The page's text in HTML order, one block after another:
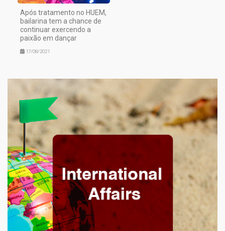
Após tratamento no HUEM,
bailarina tem a chance de
continuar exercendo a
paixão em dançar
17/08/2021